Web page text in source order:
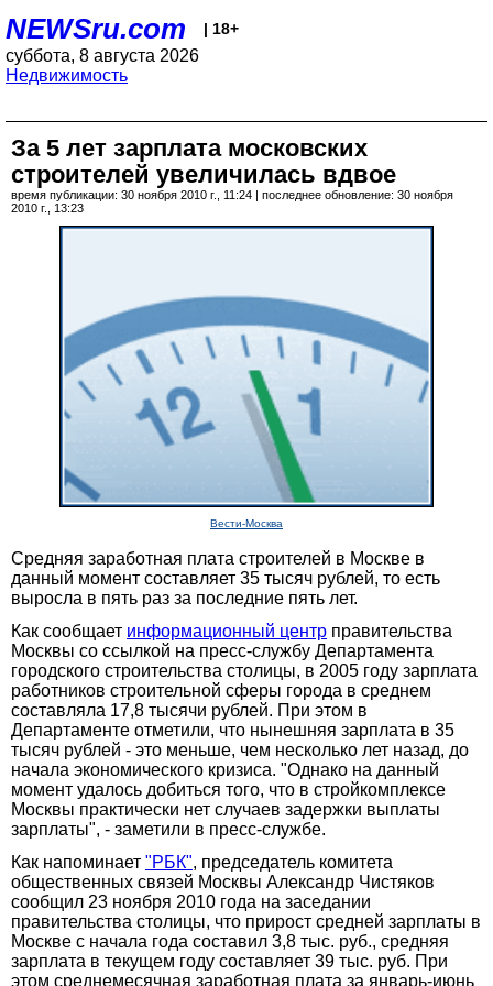
NEWSru.com | 18+
суббота, 8 августа 2026
Недвижимость
За 5 лет зарплата московских
строителей увеличилась вдвое
время публикации: 30 ноября 2010 г., 11:24 | последнее обновление: 30 ноября
2010 г., 13:23
Вести-Москва
Средняя заработная плата строителей в Москве в
данный момент составляет 35 тысяч рублей, то есть
выросла в пять раз за последние пять лет.
Как сообщает информационный центр правительства
Москвы со ссылкой на пресс-службу Департамента
городского строительства столицы, в 2005 году зарплата
работников строительной сферы города в среднем
составляла 17,8 тысячи рублей. При этом в
Департаменте отметили, что нынешняя зарплата в 35
тысяч рублей - это меньше, чем несколько лет назад, до
начала экономического кризиса. "Однако на данный
момент удалось добиться того, что в стройкомплексе
Москвы практически нет случаев задержки выплаты
зарплаты", - заметили в пресс-службе.
Как напоминает "РБК", председатель комитета
общественных связей Москвы Александр Чистяков
сообщил 23 ноября 2010 года на заседании
правительства столицы, что прирост средней зарплаты в
Москве с начала года составил 3,8 тыс. руб., средняя
зарплата в текущем году составляет 39 тыс. руб. При
этом среднемесячная заработная плата за январь-июнь